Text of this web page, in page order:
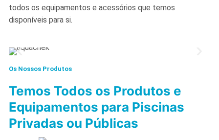
todos os equipamentos e acessórios que temos
disponíveis para si.
Os Nossos Produtos
Temos Todos os Produtos e
Equipamentos para Piscinas
Privadas ou Públicas